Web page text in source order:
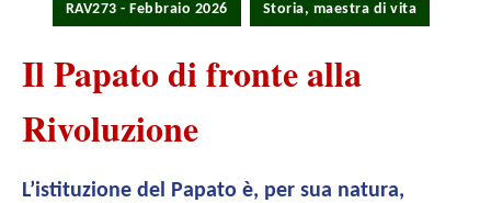
RAV273 - Febbraio 2026 Storia, maestra di vita
Il Papato di fronte alla
Rivoluzione
L’istituzione del Papato è, per sua natura,